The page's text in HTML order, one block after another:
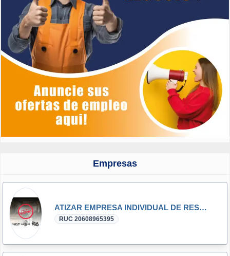
Empresas
ATIZAR EMPRESA INDIVIDUAL DE RESPONSABILIDAD LIMITADA
RUC 20608965395